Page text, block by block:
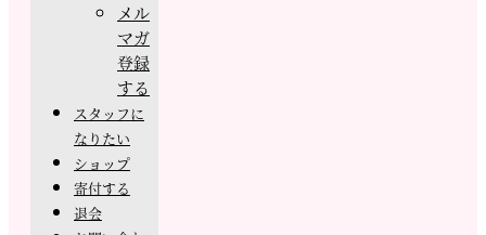
メル
マガ
登録
する
スタッフに
なりたい
ショップ
寄付する
退会